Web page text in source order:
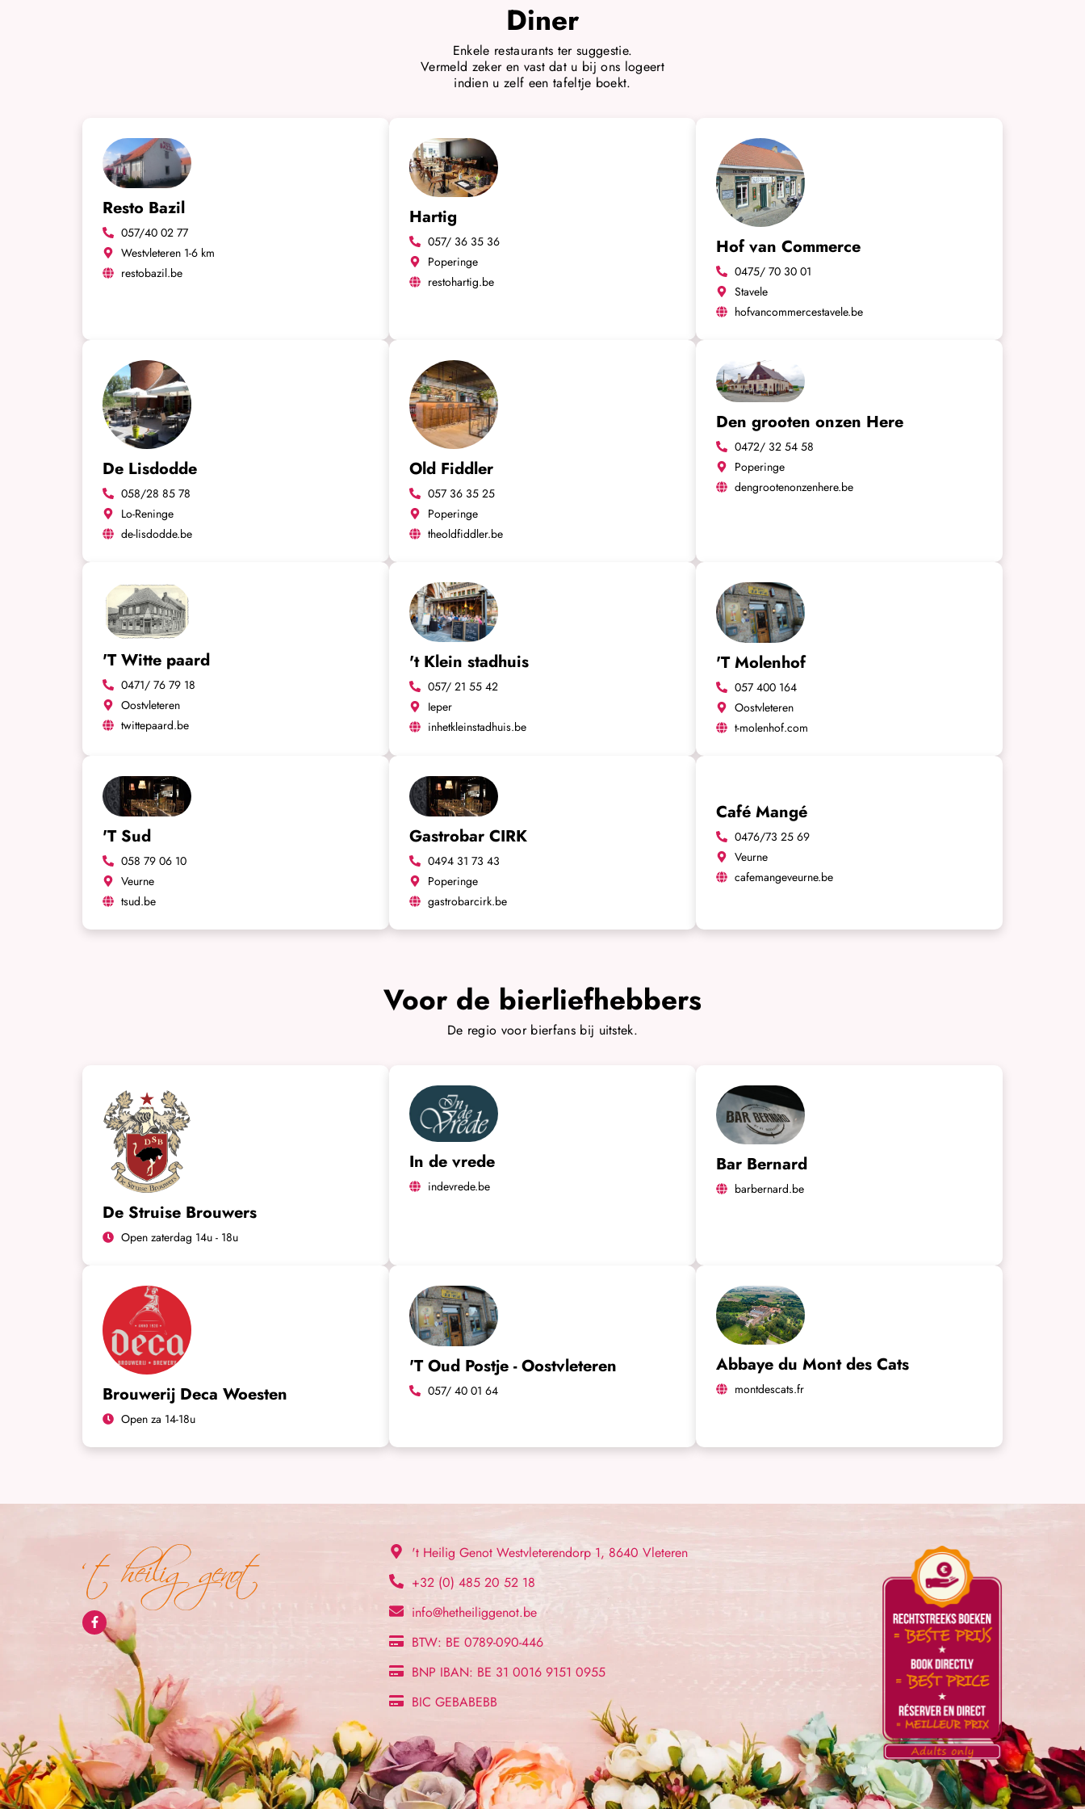
Diner
Enkele restaurants ter suggestie.
Vermeld zeker en vast dat u bij ons logeert
indien u zelf een tafeltje boekt.
Resto Bazil
057/40 02 77
Westvleteren 1-6 km
restobazil.be
Hartig
057/ 36 35 36
Poperinge
restohartig.be
Hof van Commerce
0475/ 70 30 01
Stavele
hofvancommercestavele.be
De Lisdodde
058/28 85 78
Lo-Reninge
de-lisdodde.be
Old Fiddler
057 36 35 25
Poperinge
theoldfiddler.be
Den grooten onzen Here
0472/ 32 54 58
Poperinge
dengrootenonzenhere.be
'T Witte paard
0471/ 76 79 18
Oostvleteren
twittepaard.be
't Klein stadhuis
057/ 21 55 42
Ieper
inhetkleinstadhuis.be
'T Molenhof
057 400 164
Oostvleteren
t-molenhof.com
'T Sud
058 79 06 10
Veurne
tsud.be
Gastrobar CIRK
0494 31 73 43
Poperinge
gastrobarcirk.be
Café Mangé
0476/73 25 69
Veurne
cafemangeveurne.be
Voor de bierliefhebbers
De regio voor bierfans bij uitstek.
De Struise Brouwers
Open zaterdag 14u - 18u
In de vrede
indevrede.be
Bar Bernard
barbernard.be
Brouwerij Deca Woesten
Open za 14-18u
'T Oud Postje - Oostvleteren
057/ 40 01 64
Abbaye du Mont des Cats
montdescats.fr
't Heilig Genot Westvleterendorp 1, 8640 Vleteren
+32 (0) 485 20 52 18
info@hetheiliggenot.be
BTW: BE 0789-090-446
BNP IBAN: BE 31 0016 9151 0955
BIC GEBABEBB